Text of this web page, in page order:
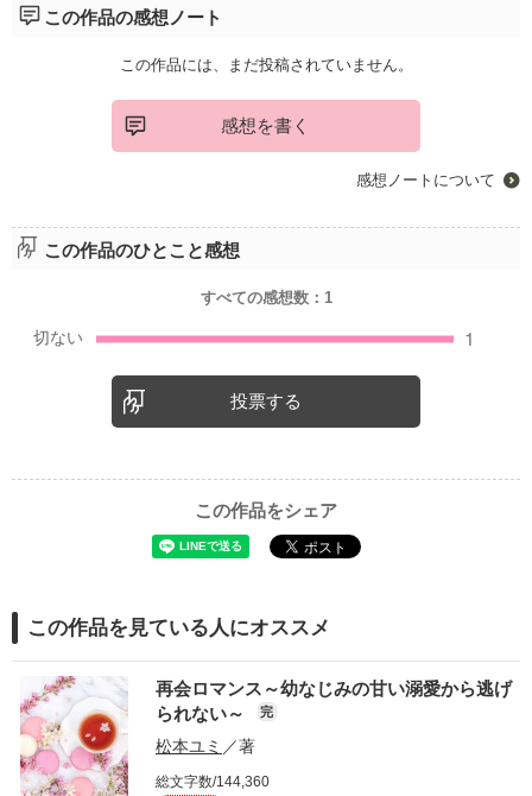
この作品の感想ノート
この作品には、まだ投稿されていません。
感想を書く
感想ノートについて
この作品のひとこと感想
すべての感想数： 1
投票する
この作品をシェア
この作品を見ている人にオススメ
再会ロマンス～幼なじみの甘い溺愛から逃げ
られない～
完
松本ユミ ／著
総文字数/144,360